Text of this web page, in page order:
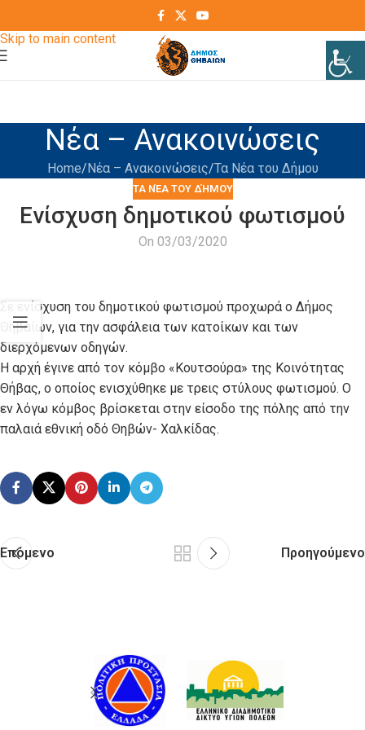
Skip to main content
Νέα – Ανακοινώσεις
Home Νέα – Ανακοινώσεις Τα Νέα του Δήμου
ΤΑ ΝΈΑ ΤΟΥ ΔΉΜΟΥ
Ενίσχυση δημοτικού φωτισμού
On 03/03/2020
Σε ενίσχυση του δημοτικού φωτισμού προχωρά ο Δήμος
Θηβαίων, για την ασφάλεια των κατοίκων και των
διερχόμενων οδηγών.
Η αρχή έγινε από τον κόμβο «Κουτσούρα» της Κοινότητας
Θήβας, ο οποίος ενισχύθηκε με τρεις στύλους φωτισμού. Ο
εν λόγω κόμβος βρίσκεται στην είσοδο της πόλης από την
παλαιά εθνική οδό Θηβών- Χαλκίδας.
Επόμενο Προηγούμενο